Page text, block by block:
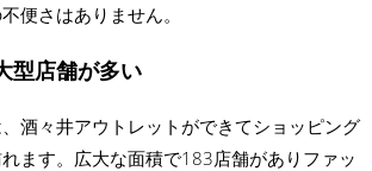
便さはありません。
型店舗が多い
酒々井アウトレットができてショッピング
ます。広大な面積で183店舗がありファッ